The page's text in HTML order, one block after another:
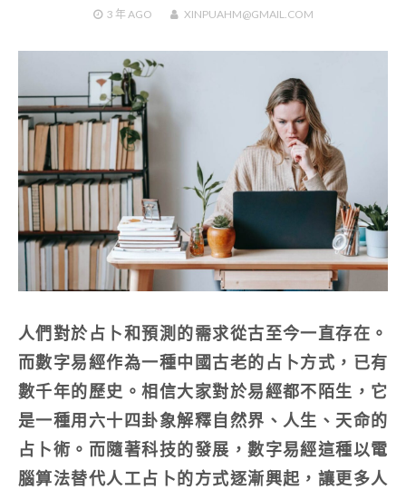
3 年AGO XINPUAHM@GMAIL.COM
人們對於占卜和預測的需求從古至今一直存在。
而數字易經作為一種中國古老的占卜方式，已有
數千年的歷史。相信大家對於易經都不陌生，它
是一種用六十四卦象解釋自然界、人生、天命的
占卜術。而隨著科技的發展，數字易經這種以電
腦算法替代人工占卜的方式逐漸興起，讓更多人